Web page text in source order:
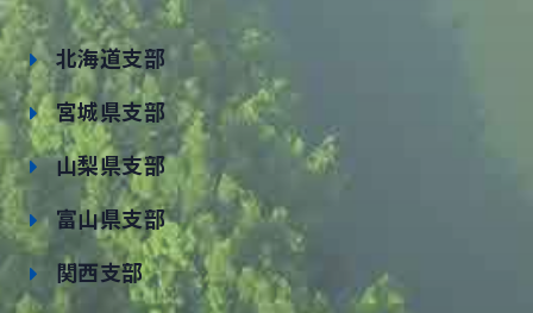
北海道支部
宮城県支部
山梨県支部
富山県支部
関西支部